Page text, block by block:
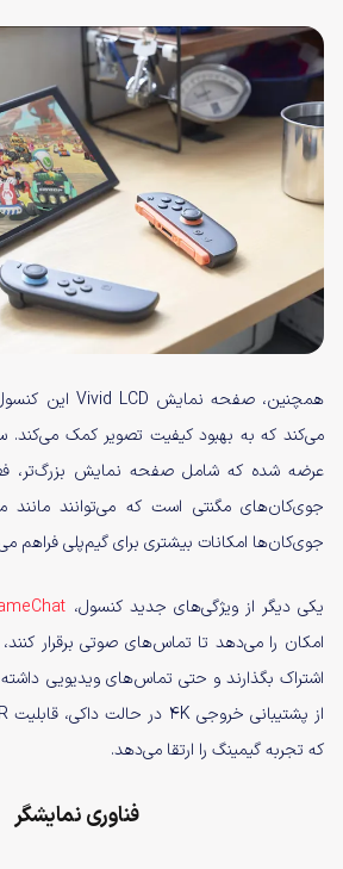
عرضه شده که شامل صفحه نمایش بزرگ‌تر،
جوی‌کان‌های مگنتی است که می‌توانند
جوی‌کان‌ها امکانات بیشتری برای گیم‌پلی فراهم
یکی دیگر از ویژگی‌های جدید کنسول،
امکان را می‌دهد تا تماس‌های صوتی برقرار
که تجربه گیمینگ را ارتقا می‌دهد.
فناوری نمایشگر